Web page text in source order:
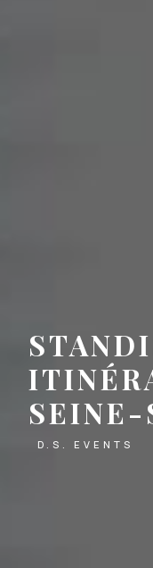
D.S. EVENTS